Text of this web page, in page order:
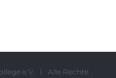
e.V. | Alle Rechte